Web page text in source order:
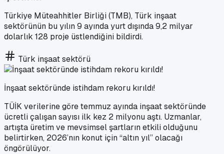
Türkiye Müteahhitler Birliği (TMB), Türk inşaat
sektörünün bu yılın 9 ayında yurt dışında 9,2 milyar
dolarlık 128 proje üstlendiğini bildirdi.
Türk inşaat sektörü
İnşaat sektöründe istihdam rekoru kırıldı!
TÜİK verilerine göre temmuz ayında inşaat sektöründe
ücretli çalışan sayısı ilk kez 2 milyonu aştı. Uzmanlar,
artışta üretim ve mevsimsel şartların etkili olduğunu
belirtirken, 2026’nın konut için “altın yıl” olacağı
öngörülüyor.